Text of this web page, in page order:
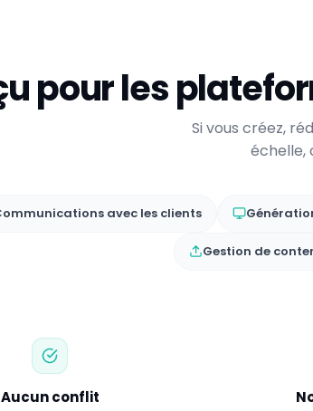
pour les
Si vous créez,
échelle,
avec les clients
Gestion de
Aucun conflit